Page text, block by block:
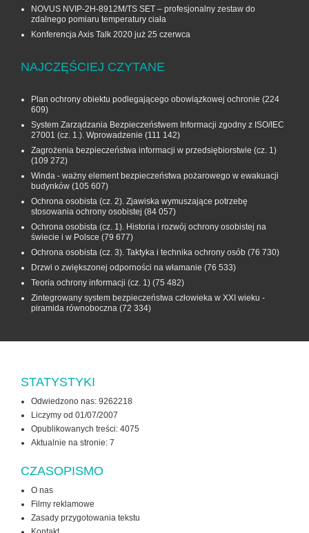
NOVUS NVIP-2H-8912M/TS SET – profesjonalny zestaw do
zdalnego pomiaru temperatury ciała
Konferencja Axis Talk 2020 już 25 czerwca
NAJCZĘŚCIEJ CZYTANE
Plan ochrony obiektu podlegającego obowiązkowej ochronie (224
609)
System Zarządzania Bezpieczeństwem Informacji zgodny z ISO/IEC
27001 (cz. 1.). Wprowadzenie (111 142)
Zagrożenia bezpieczeństwa informacji w przedsiębiorstwie (cz. 1)
(109 272)
Winda - ważny element bezpieczeństwa pożarowego w ewakuacji
budynków (105 607)
Ochrona osobista (cz. 2). Zjawiska wymuszające potrzebę
stosowania ochrony osobistej (84 057)
Ochrona osobista (cz. 1). Historia i rozwój ochrony osobistej na
świecie i w Polsce (79 677)
Ochrona osobista (cz. 3). Taktyka i technika ochrony osób (76 730)
Drzwi o zwiększonej odporności na włamanie (76 533)
Teoria ochrony informacji (cz. 1) (75 482)
Zintegrowany system bezpieczeństwa człowieka w XXI wieku -
piramida równoboczna (72 334)
STATYSTYKI
Odwiedzono nas: 9262218
Liczymy od 01/07/2007
Opublikowanych treści: 4075
Aktualnie na stronie: 7
CZASOPISMO
O nas
Filmy reklamowe
Zasady przygotowania tekstu